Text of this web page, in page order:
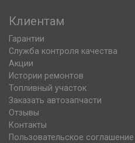
Клиентам
Гарантии
Служба контроля качества
Акции
Истории ремонтов
Топливный участок
Заказать автозапчасти
Отзывы
Контакты
Пользовательское соглашение